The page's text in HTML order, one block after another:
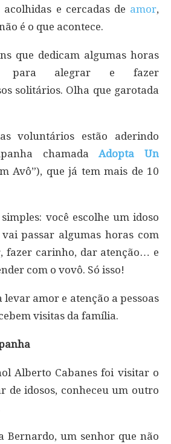
acolhidas e cercadas de amor,
é o que acontece.
que dedicam algumas horas
alegrar e fazer
solitários. Olha que garotada
voluntários estão aderindo
chamadaAdopta Un
Avô”), que já tem mais de 10
você escolhe um idoso
passar algumas horas com
fazer carinho, dar atenção… e
com o vovô. Só isso!
amor e atenção a pessoas
visitas da família.
Alberto Cabanes foi visitar o
de idosos, conheceu um outro
Bernardo, um senhor que não